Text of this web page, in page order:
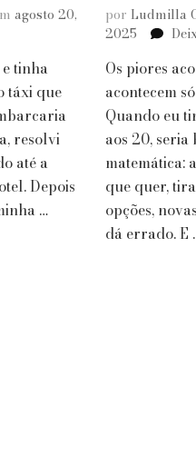
agosto 20,
tinha
táxi que
resolvi
até a
Depois
…
por Ludmilla
2025
Os piores
acontecem
Quando eu
aos 20,
matemática:
que quer,
opções,
dá errado. E